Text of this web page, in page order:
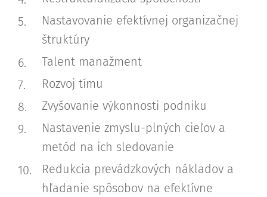
Nastavovanie efektívnej organizačnej
štruktúry
Talent manažment
Rozvoj tímu
Zvyšovanie výkonnosti podniku
Nastavenie zmyslu-plných cieľov a
metód na ich sledovanie
Redukcia prevádzkových nákladov a
hľadanie spôsobov na efektívne